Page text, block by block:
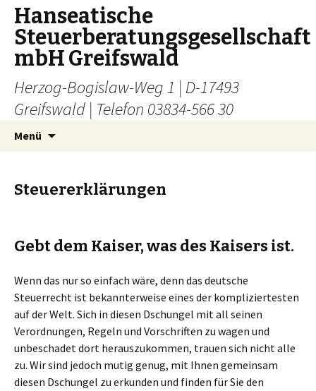
Hanseatische
Steuerberatungsgesellschaft
mbH Greifswald
Herzog-Bogislaw-Weg 1 | D-17493
Greifswald | Telefon 03834-566 30
Menü
Steuererklärungen
Gebt dem Kaiser, was des Kaisers ist.
Wenn das nur so einfach wäre, denn das deutsche
Steuerrecht ist bekannterweise eines der kompliziertesten
auf der Welt. Sich in diesen Dschungel mit all seinen
Verordnungen, Regeln und Vorschriften zu wagen und
unbeschadet dort herauszukommen, trauen sich nicht alle
zu. Wir sind jedoch mutig genug, mit Ihnen gemeinsam
diesen Dschungel zu erkunden und finden für Sie den